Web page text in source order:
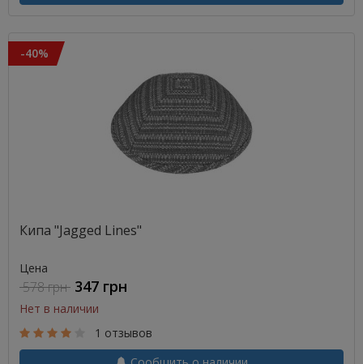
-40%
Кипа "Jagged Lines"
Цена
578 грн 347 грн
Нет в наличии
1 отзывов